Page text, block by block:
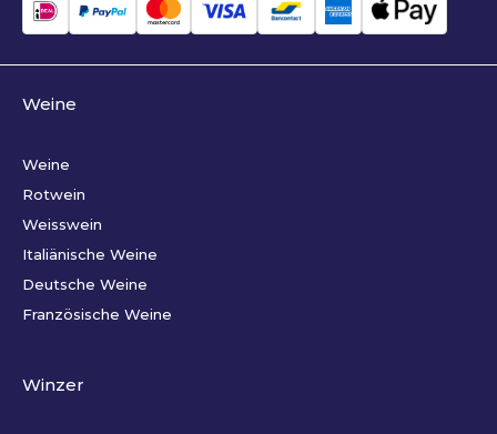
Weine
Weine
Rotwein
Weisswein
Italiänische Weine
Deutsche Weine
Französische Weine
Winzer